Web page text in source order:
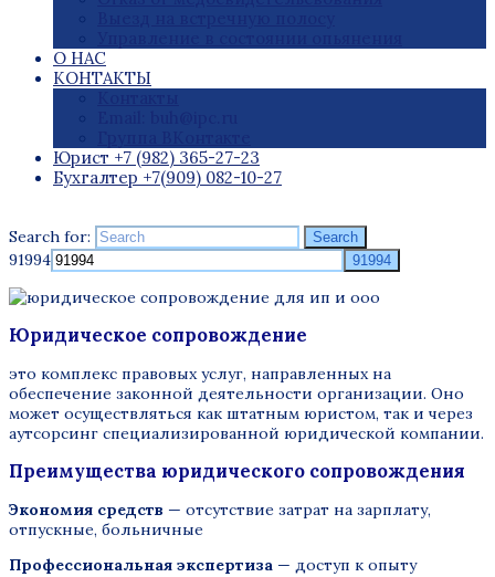
О НАС
КОНТАКТЫ
Юрист +7 (982) 365-27-23
Бухгалтер +7(909) 082-10-27
Search for: Search
91994
Юридическое сопровождение
это комплекс правовых услуг, направленных на
обеспечение законной деятельности организации. Оно
может осуществляться как штатным юристом, так и через
аутсорсинг специализированной юридической компании.
Преимущества юридического сопровождения
Экономия средств — отсутствие затрат на зарплату,
отпускные, больничные
Профессиональная экспертиза — доступ к опыту